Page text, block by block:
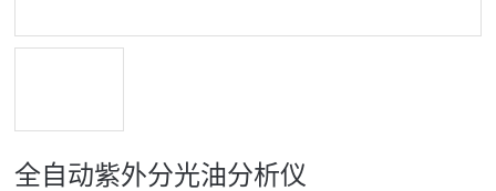
全自动紫外分光油分析仪